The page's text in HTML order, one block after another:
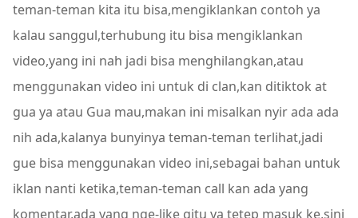
teman-teman kita itu bisa,mengiklankan contoh ya
kalau sanggul,terhubung itu bisa mengiklankan
video,yang ini nah jadi bisa menghilangkan,atau
menggunakan video ini untuk di clan,kan ditiktok at
gua ya atau Gua mau,makan ini misalkan nyir ada ada
nih ada,kalanya bunyinya teman-teman terlihat,jadi
gue bisa menggunakan video ini,sebagai bahan untuk
iklan nanti ketika,teman-teman call kan ada yang
komentar,ada yang nge-like gitu ya tetep masuk ke,sini